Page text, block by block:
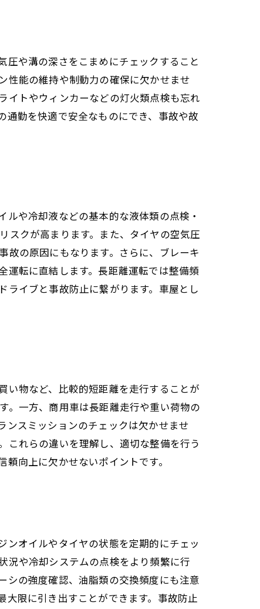
圧や溝の深さをこまめにチェックすること
性能の維持や制動力の確保に欠かせませ
イトやウィンカーなどの灯火類点検も忘れ
通勤を快適で安全なものにでき、事故や故
や冷却液などの基本的な液体類の点検・
スクが高まります。また、タイヤの空気圧
故の原因にもなります。さらに、ブレーキ
運転に直結します。長距離運転では整備頻
イブと事故防止に繋がります。車屋とし
い物など、比較的短距離を走行することが
。一方、商用車は長距離走行や重い荷物の
ンスミッションのチェックは欠かせませ
これらの違いを理解し、適切な整備を行う
向上に欠かせないポイントです。
ンオイルやタイヤの状態を定期的にチェッ
況や冷却システムの点検をより頻繁に行
シの強度確認、油脂類の交換頻度にも注意
限に引き出すことができます。事故防止